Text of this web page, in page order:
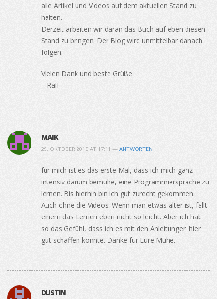
alle Artikel und Videos auf dem aktuellen Stand zu
halten.
Derzeit arbeiten wir daran das Buch auf eben diesen
Stand zu bringen. Der Blog wird unmittelbar danach
folgen.
Vielen Dank und beste Grüße
– Ralf
MAIK
29. OKTOBER 2015 AT 17:11 — ANTWORTEN
für mich ist es das erste Mal, dass ich mich ganz
intensiv darum bemühe, eine Programmiersprache zu
lernen. Bis hierhin bin ich gut zurecht gekommen.
Auch ohne die Videos. Wenn man etwas älter ist, fällt
einem das Lernen eben nicht so leicht. Aber ich hab
so das Gefühl, dass ich es mit den Anleitungen hier
gut schaffen könnte. Danke für Eure Mühe.
DUSTIN